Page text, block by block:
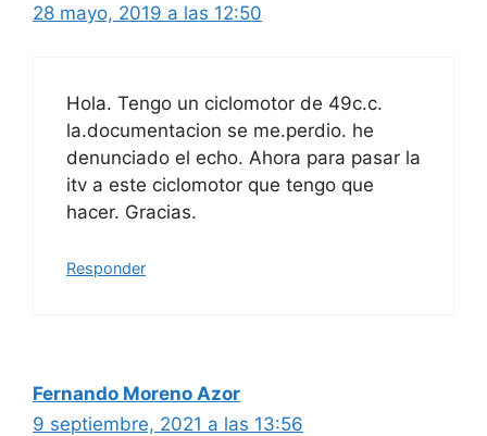
28 mayo, 2019 a las 12:50
Hola. Tengo un ciclomotor de 49c.c.
la.documentacion se me.perdio. he
denunciado el echo. Ahora para pasar la
itv a este ciclomotor que tengo que
hacer. Gracias.
Responder
Fernando Moreno Azor
9 septiembre, 2021 a las 13:56